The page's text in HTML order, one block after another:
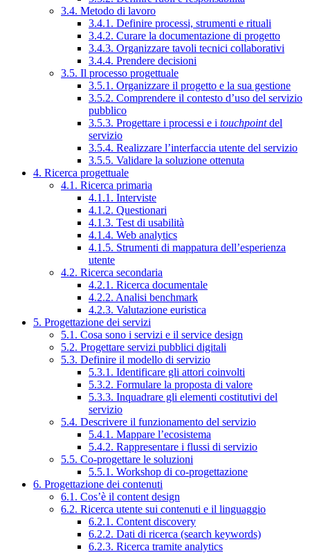
3.4. Metodo di lavoro
3.4.1. Definire processi, strumenti e rituali
3.4.2. Curare la documentazione di progetto
3.4.3. Organizzare tavoli tecnici collaborativi
3.4.4. Prendere decisioni
3.5. Il processo progettuale
3.5.1. Organizzare il progetto e la sua gestione
3.5.2. Comprendere il contesto d’uso del servizio
pubblico
3.5.3. Progettare i processi e i touchpointdel
servizio
3.5.4. Realizzare l’interfaccia utente del servizio
3.5.5. Validare la soluzione ottenuta
4. Ricerca progettuale
4.1. Ricerca primaria
4.1.1. Interviste
4.1.2. Questionari
4.1.3. Test di usabilità
4.1.4. Web analytics
4.1.5. Strumenti di mappatura dell’esperienza
utente
4.2. Ricerca secondaria
4.2.1. Ricerca documentale
4.2.2. Analisi benchmark
4.2.3. Valutazione euristica
5. Progettazione dei servizi
5.1. Cosa sono i servizi e il service design
5.2. Progettare servizi pubblici digitali
5.3. Definire il modello di servizio
5.3.1. Identificare gli attori coinvolti
5.3.2. Formulare la proposta di valore
5.3.3. Inquadrare gli elementi costitutivi del
servizio
5.4. Descrivere il funzionamento del servizio
5.4.1. Mappare l’ecosistema
5.4.2. Rappresentare i flussi di servizio
5.5. Co-progettare le soluzioni
5.5.1. Workshop di co-progettazione
6. Progettazione dei contenuti
6.1. Cos’è il content design
6.2. Ricerca utente sui contenuti e il linguaggio
6.2.1. Content discovery
6.2.2. Dati di ricerca (search keywords)
6.2.3. Ricerca tramite analytics